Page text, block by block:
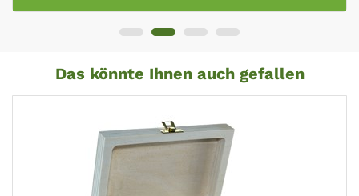
Das könnte Ihnen auch gefallen